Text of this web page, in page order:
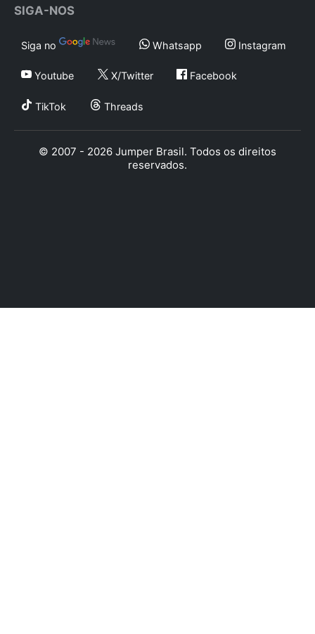
SIGA-NOS
Siga no Whatsapp Instagram
Youtube X/Twitter Facebook
TikTok Threads
© 2007 - 2026 Jumper Brasil. Todos os direitos
reservados.